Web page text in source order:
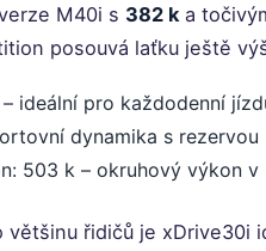
M40i s 382 k a
posouvá laťku ještě
ideální pro každodenní
dynamika s rezervou
503 k – okruhový výkon v
většinu řidičů je xDrive30i